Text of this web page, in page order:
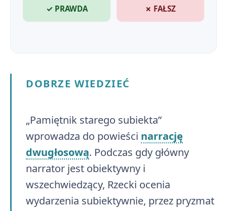
✓ PRAWDA ✗ FAŁSZ
DOBRZE WIEDZIEĆ
„Pamiętnik starego subiekta”
wprowadza do powieści narrację
dwugłosową. Podczas gdy główny
narrator jest obiektywny i
wszechwiedzący, Rzecki ocenia
wydarzenia subiektywnie, przez pryzmat